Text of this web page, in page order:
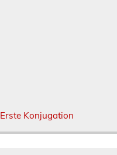
Erste Konjugation